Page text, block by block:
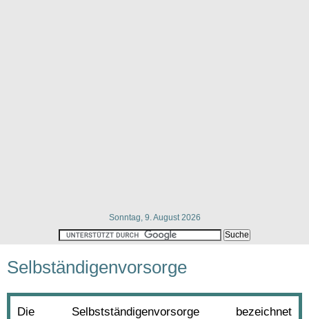
Sonntag, 9. August 2026
Selbständigenvorsorge
Die Selbstständigenvorsorge bezeichnet